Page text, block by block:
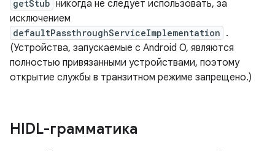
getStub никогда не следует использовать, за
исключением
defaultPassthroughServiceImplementation .
(Устройства, запускаемые с Android O, являются
полностью привязанными устройствами, поэтому
открытие службы в транзитном режиме запрещено.)
HIDL-грамматика